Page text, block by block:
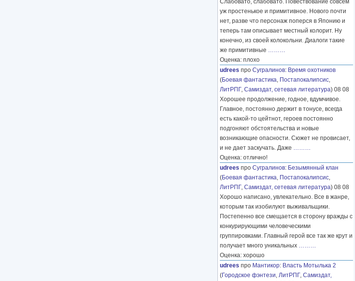
Слабовато, слабовато. Повествование совсем
уж простенькое и примитивное. Нового почти
нет, разве что персонаж поперся в Японию и
теперь там описывает местный колорит. Ну
конечно, из своей колокольни. Диалоги такие
же примитивные ………
Оценка: плохо
udrees про Сугралинов: Время охотников
(Боевая фантастика, Постапокалипсис,
ЛитРПГ, Самиздат, сетевая литература) 08 08
Хорошее продолжение, годное, вдумчивое.
Главное, постоянно держит в тонусе, всегда
есть какой-то цейтнот, героев постоянно
подгоняют обстоятельства и новые
возникающие опасности. Сюжет не провисает,
и не дает заскучать. Даже ………
Оценка: отлично!
udrees про Сугралинов: Безымянный клан
(Боевая фантастика, Постапокалипсис,
ЛитРПГ, Самиздат, сетевая литература) 08 08
Хорошо написано, увлекательно. Все в жанре,
которым так изобилуют выживальщики.
Постепенно все смещается в сторону вражды с
конкурирующими человеческими
группировками. Главный герой все так же крут и
получает много уникальных ………
Оценка: хорошо
udrees про Мантикор: Власть Мотылька 2
(Городское фэнтези, ЛитРПГ, Самиздат,